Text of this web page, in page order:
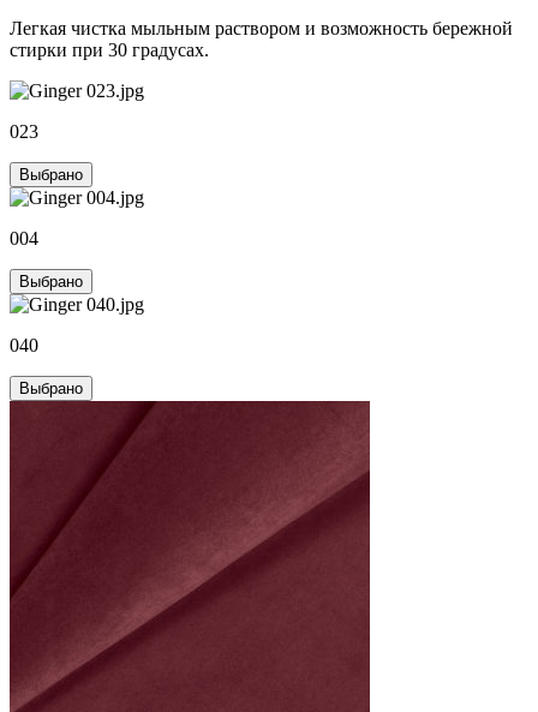
Легкая чистка мыльным раствором и возможность бережной
стирки при 30 градусах.
023
Выбрано
004
Выбрано
040
Выбрано